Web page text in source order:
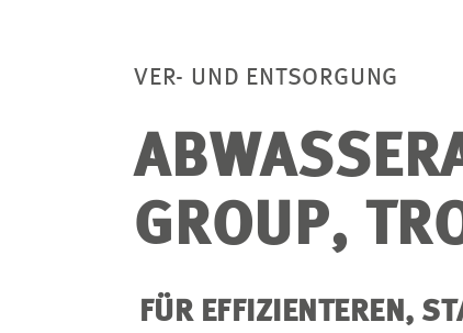
VER- UND ENTSORGUNG
GROUP,
FÜR EFFIZIENTEREN,